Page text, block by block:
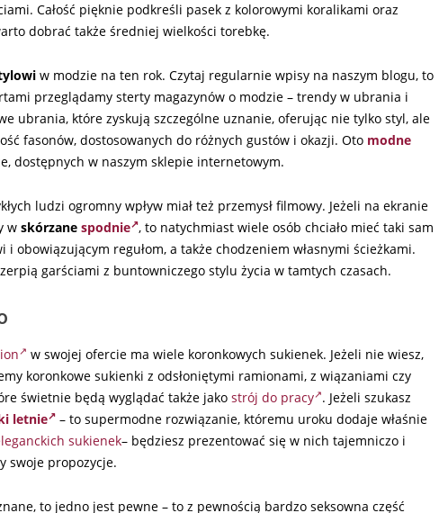
Całość pięknie podkreśli pasek z kolorowymi koralikami oraz
dobrać także średniej wielkości torebkę.
w modzie na ten rok. Czytaj regularnie wpisy na naszym blogu, to
przeglądamy sterty magazynów o modzie – trendy w ubrania i
ubrania, które zyskują szczególne uznanie, oferując nie tylko styl, ale
fasonów, dostosowanych do różnych gustów i okazji. Oto modne
dostępnych w naszym sklepie internetowym.
ludzi ogromny wpływ miał też przemysł filmowy. Jeżeli na ekranie
w skórzane spodnie , to natychmiast wiele osób chciało mieć taki sam
obowiązującym regułom, a także chodzeniem własnymi ścieżkami.
garściami z buntowniczego stylu życia w tamtych czasach.
w swojej ofercie ma wiele koronkowych sukienek. Jeżeli nie wiesz,
koronkowe sukienki z odsłoniętymi ramionami, z wiązaniami czy
świetnie będą wyglądać także jako strój do pracy . Jeżeli szukasz
letnie
– to supermodne rozwiązanie, któremu uroku dodaje właśnie
sukienek– będziesz prezentować się w nich tajemniczo i
swoje propozycje.
to jedno jest pewne – to z pewnością bardzo seksowna część